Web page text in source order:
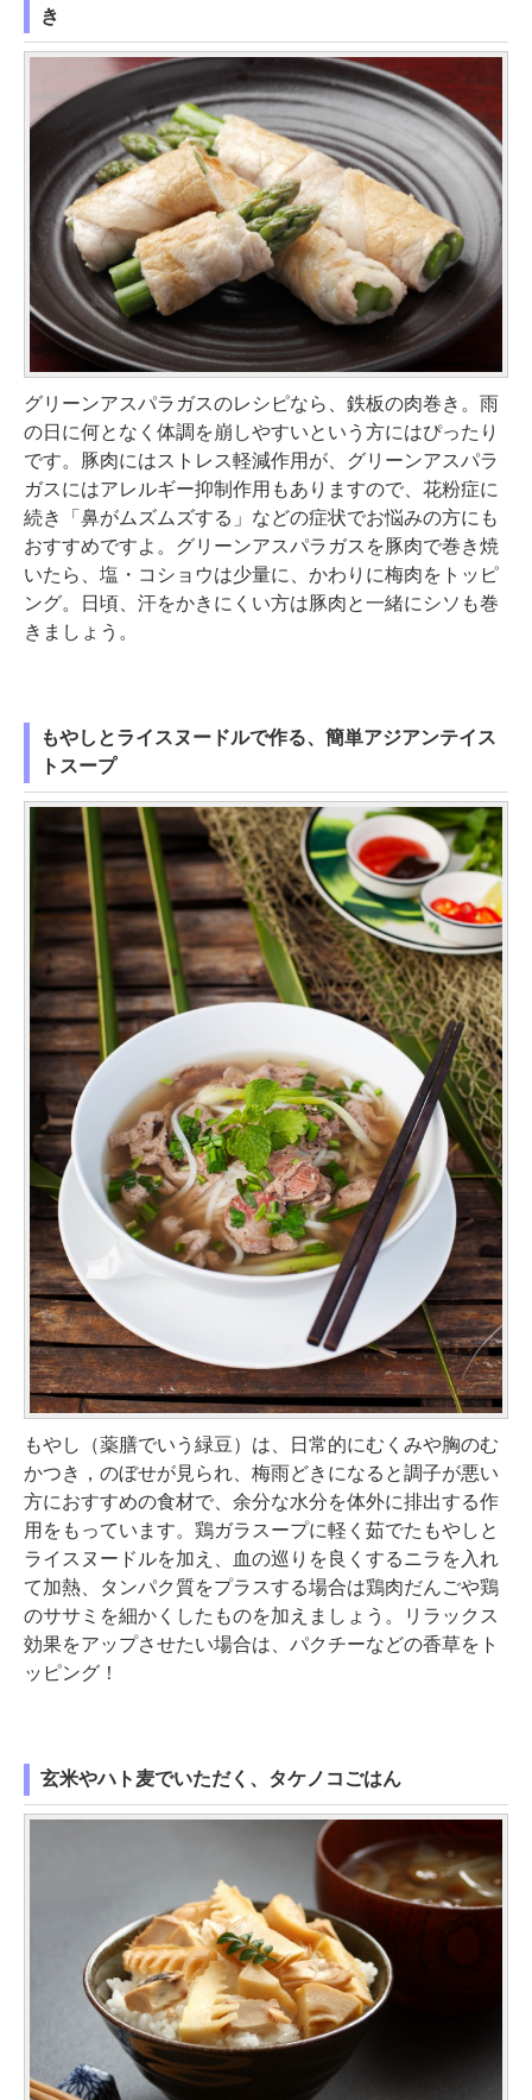
き
グリーンアスパラガスのレシピなら、鉄板の肉巻き。雨
の日に何となく体調を崩しやすいという方にはぴったり
です。豚肉にはストレス軽減作用が、グリーンアスパラ
ガスにはアレルギー抑制作用もありますので、花粉症に
続き「鼻がムズムズする」などの症状でお悩みの方にも
おすすめですよ。グリーンアスパラガスを豚肉で巻き焼
いたら、塩・コショウは少量に、かわりに梅肉をトッピ
ング。日頃、汗をかきにくい方は豚肉と一緒にシソも巻
きましょう。
もやしとライスヌードルで作る、簡単アジアンテイス
トスープ
もやし（薬膳でいう緑豆）は、日常的にむくみや胸のむ
かつき，のぼせが見られ、梅雨どきになると調子が悪い
方におすすめの食材で、余分な水分を体外に排出する作
用をもっています。鶏ガラスープに軽く茹でたもやしと
ライスヌードルを加え、血の巡りを良くするニラを入れ
て加熱、タンパク質をプラスする場合は鶏肉だんごや鶏
のササミを細かくしたものを加えましょう。リラックス
効果をアップさせたい場合は、パクチーなどの香草をト
ッピング！
玄米やハト麦でいただく、タケノコごはん